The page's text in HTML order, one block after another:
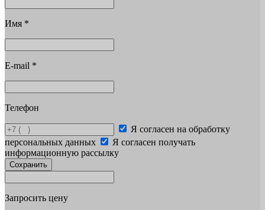
Имя *
E-mail *
Телефон
Я согласен на обработку
персональных данных
Я согласен получать
информационную рассылку
Сохранить
Запросить цену